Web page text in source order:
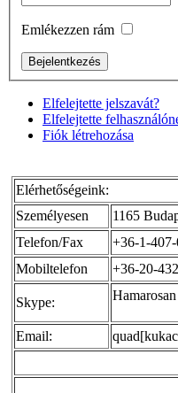
Emlékezzen rám
Elfelejtette jelszavát?
Elfelejtette
Fiók létrehozása
Elérhetőségeink:
Személyesen
1165
Telefon/Fax
+36-1-
Mobiltelefon
+36-20-
Skype: Hamarosan
Email: